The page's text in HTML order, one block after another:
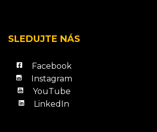
SLEDUJTE NÁS
Facebook
Instagram
YouTube
LinkedIn